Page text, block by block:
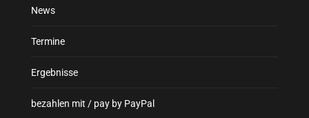
News
Termine
Ergebnisse
bezahlen mit / pay by PayPal